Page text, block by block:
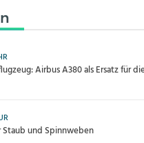
Airbus A380 als Ersatz für
Staub und Spinnweben